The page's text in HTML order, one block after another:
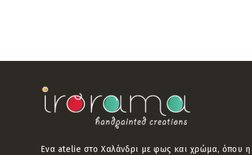
Ενα atelie στο Χαλάνδρι με φως και χρώμα, όπου η